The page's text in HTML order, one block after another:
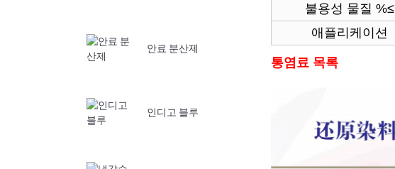
안료 분산제
인디고 블루
불용성 물질 %≤
애플리케이션
통염료 목록